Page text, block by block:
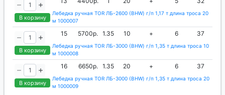
В корзину
Лебедка ручная TOR ЛБ-2600 (BHW) г/п 1,17 т длина троса 20
м 1000007
В корзину
15 5700р. 1.35 10 + 6 37
Лебедка ручная TOR ЛБ-3000 (BHW) г/п 1,35 т длина троса 10
м 1000008
В корзину
16 6650р. 1.35 20 + 6 37
Лебедка ручная TOR ЛБ-3000 (BHW) г/п 1,35 т длина троса 20
м 1000009